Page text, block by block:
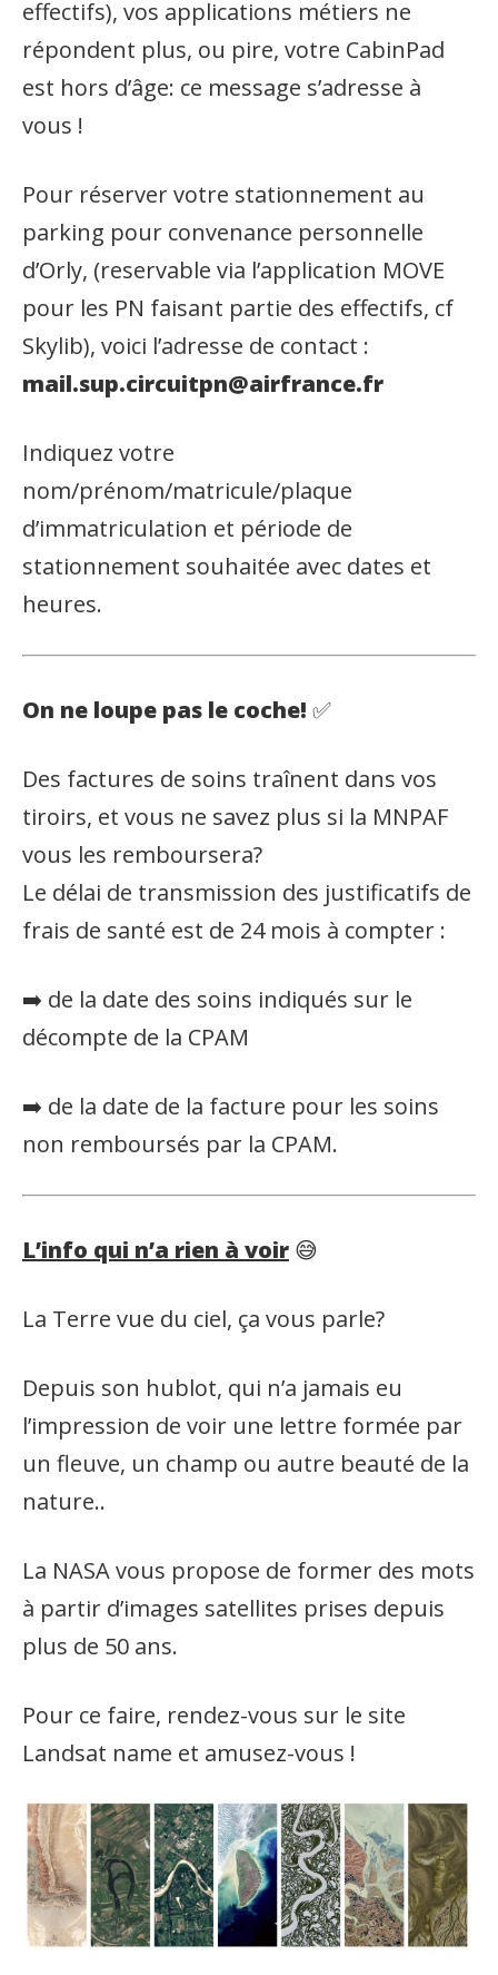
effectifs), vos applications métiers ne
répondent plus, ou pire, votre CabinPad
est hors d’âge: ce message s’adresse à
vous !
Pour réserver votre stationnement au
parking pour convenance personnelle
d’Orly, (reservable via l’application MOVE
pour les PN faisant partie des effectifs, cf
Skylib), voici l’adresse de contact :
mail.sup.circuitpn@airfrance.fr
Indiquez votre
nom/prénom/matricule/plaque
d’immatriculation et période de
stationnement souhaitée avec dates et
heures.
On ne loupe pas le coche! ✅
Des factures de soins traînent dans vos
tiroirs, et vous ne savez plus si la MNPAF
vous les remboursera?
Le délai de transmission des justificatifs de
frais de santé est de 24 mois à compter :
➡️ de la date des soins indiqués sur le
décompte de la CPAM
➡️ de la date de la facture pour les soins
non remboursés par la CPAM.
L’info qui n’a rien à voir 😅
La Terre vue du ciel, ça vous parle?
Depuis son hublot, qui n’a jamais eu
l’impression de voir une lettre formée par
un fleuve, un champ ou autre beauté de la
nature..
La NASA vous propose de former des mots
à partir d’images satellites prises depuis
plus de 50 ans.
Pour ce faire, rendez-vous sur le site
Landsat name et amusez-vous !